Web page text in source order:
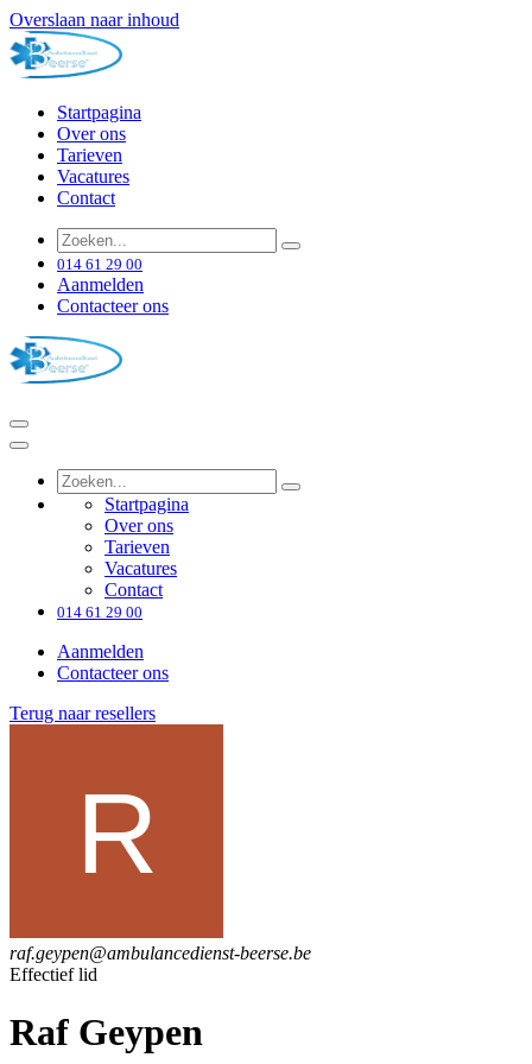
Overslaan naar inhoud
Startpagina
Over ons
Tarieven
Vacatures
Contact
014 61 29 00
Aanmelden
Contacteer ons
Startpagina
Over ons
Tarieven
Vacatures
Contact
014 61 29 00
Aanmelden
Contacteer ons
Terug naar resellers
raf.geypen@ambulancedienst-beerse.be
Effectief lid
Raf Geypen